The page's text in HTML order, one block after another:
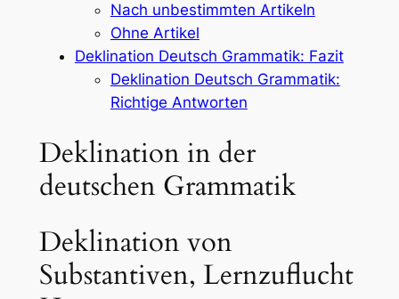
Nach unbestimmten Artikeln
Ohne Artikel
Deklination Deutsch Grammatik: Fazit
Deklination Deutsch Grammatik:
Richtige Antworten
Deklination in der
deutschen Grammatik
Deklination von
Substantiven, Lernzuflucht